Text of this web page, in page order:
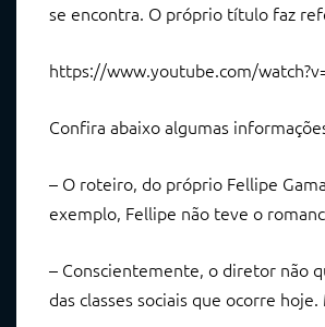
se encontra. O próprio título faz
https://www.youtube.com/
Confira abaixo algumas
– O roteiro, do próprio Fellipe
exemplo, Fellipe não teve o
– Conscientemente, o diretor não
das classes sociais que ocorre